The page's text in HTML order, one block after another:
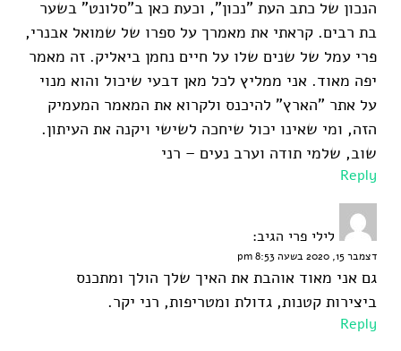
הנכון של כתב העת "נכון", וכעת כאן ב"סלונט" בשער
בת רבים. קראתי את מאמרך על ספרו של שמואל אבנרי,
פרי עמל של שנים שלו על חיים נחמן ביאליק. זה מאמר
יפה מאוד. אני ממליץ לכל מאן דבעי שיכול והוא מנוי
על אתר "הארץ" להיכנס ולקרוא את המאמר המעמיק
הזה, ומי שאינו יכול שיחכה לשישי ויקנה את העיתון.
שוב, שלמי תודה וערב נעים – רני
Reply
לילי פרי הגיב:
דצמבר 15, 2020 בשעה 8:53 pm
גם אני מאוד אוהבת את האיך שלך הולך ומתכנס
ביצירות קטנות, גדולת ומטריפות, רני יקר.
Reply